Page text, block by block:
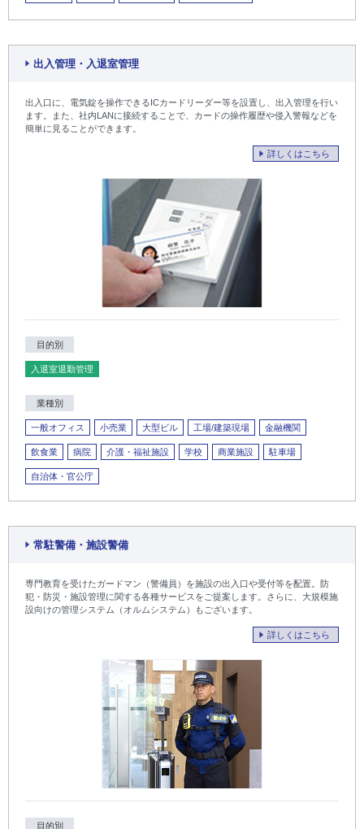
出入管理・入退室管理
出入口に、電気錠を操作できるICカードリーダー等を設置し、出入管理を行い
ます。また、社内LANに接続することで、カードの操作履歴や侵入警報などを
簡単に見ることができます。
詳しくはこちら
目的別
入退室退勤管理
業種別
一般オフィス 小売業 大型ビル 工場/建築現場 金融機関
飲食業 病院 介護・福祉施設 学校 商業施設 駐車場
自治体・官公庁
常駐警備・施設警備
専門教育を受けたガードマン（警備員）を施設の出入口や受付等を配置。防
犯・防災・施設管理に関する各種サービスをご提案します。さらに、大規模施
設向けの管理システム（オルムシステム）もございます。
詳しくはこちら
目的別